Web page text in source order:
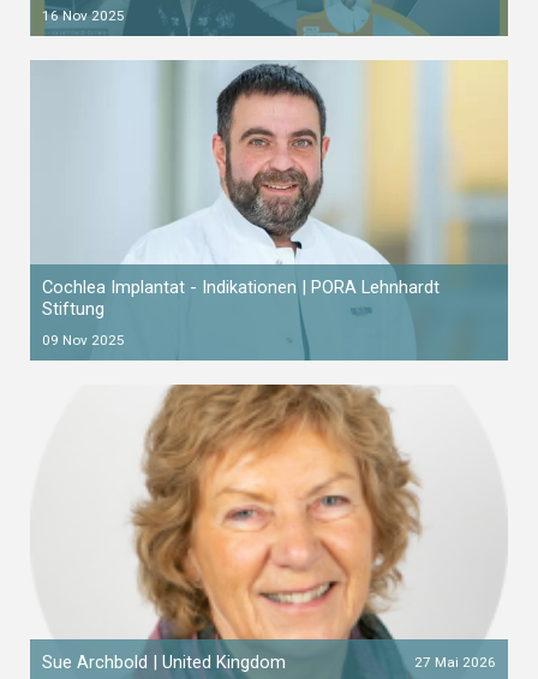
16 Nov 2025
Cochlea Implantat - Indikationen | PORA Lehnhardt
Stiftung
09 Nov 2025
Sue Archbold | United Kingdom 27 Mai 2026